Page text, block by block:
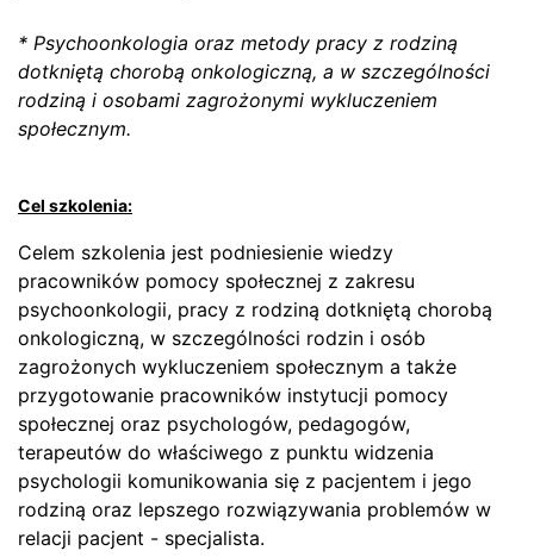
* Psychoonkologia oraz metody pracy z rodziną
dotkniętą chorobą onkologiczną, a w szczególności
rodziną i osobami zagrożonymi wykluczeniem
społecznym.
Cel szkolenia:
Celem szkolenia jest podniesienie wiedzy
pracowników pomocy społecznej z zakresu
psychoonkologii, pracy z rodziną dotkniętą chorobą
onkologiczną, w szczególności rodzin i osób
zagrożonych wykluczeniem społecznym a także
przygotowanie pracowników instytucji pomocy
społecznej oraz psychologów, pedagogów,
terapeutów do właściwego z punktu widzenia
psychologii komunikowania się z pacjentem i jego
rodziną oraz lepszego rozwiązywania problemów w
relacji pacjent - specjalista.